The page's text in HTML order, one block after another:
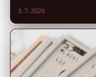
3. 7. 2026